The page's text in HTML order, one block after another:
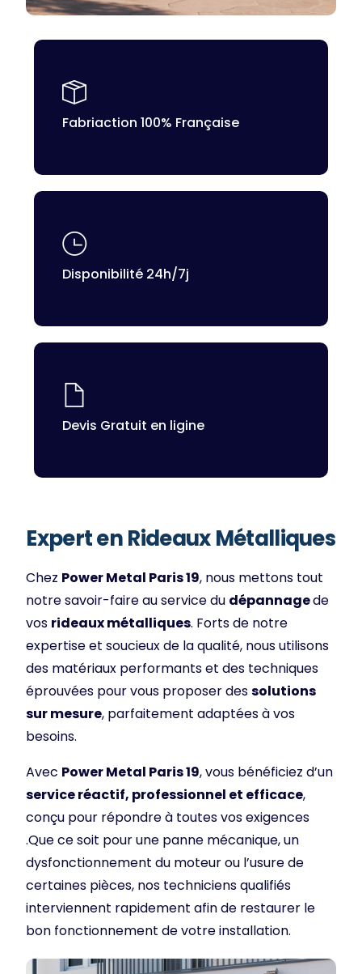
Fabriaction 100% Française
Disponibilité 24h/7j
Devis Gratuit en ligine
Expert en Rideaux Métalliques
Chez Power Metal Paris 19, nous mettons tout
notre savoir-faire au service du dépannagede
vos rideaux métalliques. Forts de notre
expertise et soucieux de la qualité, nous utilisons
des matériaux performants et des techniques
éprouvées pour vous proposer dessolutions
sur mesure, parfaitement adaptées à vos
besoins.
Avec Power Metal Paris 19, vous bénéficiez d’un
service réactif, professionnel et efficace,
conçu pour répondre à toutes vos exigences
.Que ce soit pour une panne mécanique, un
dysfonctionnement du moteur ou l’usure de
certaines pièces, nos techniciens qualifiés
interviennent rapidement afin de restaurer le
bon fonctionnement de votre installation.